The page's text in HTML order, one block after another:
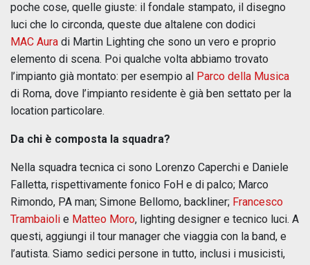
poche cose, quelle giuste: il fondale stampato, il disegno
luci che lo circonda, queste due altalene con dodici
MAC Aura di Martin Lighting che sono un vero e proprio
elemento di scena. Poi qualche volta abbiamo trovato
l’impianto già montato: per esempio al Parco della Musica
di Roma, dove l’impianto residente è già ben settato per la
location particolare.
Da chi è composta la squadra?
Nella squadra tecnica ci sono Lorenzo Caperchi e Daniele
Falletta, rispettivamente fonico FoH e di palco; Marco
Rimondo, PA man; Simone Bellomo, backliner; Francesco
Trambaioli e Matteo Moro, lighting designer e tecnico luci. A
questi, aggiungi il tour manager che viaggia con la band, e
l’autista. Siamo sedici persone in tutto, inclusi i musicisti,